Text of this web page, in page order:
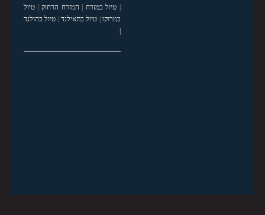
| טיול במזרח | המזרח הרחוק| טיול
במרוקו| טיול בתאילנד| טיול בהולנד
|